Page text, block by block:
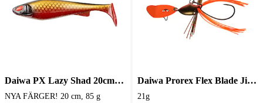
Daiwa PX Lazy Shad 20cm 85g Gäddjigg
NYA FÄRGER! 20 cm, 85 g
Daiwa Prorex Flex Blade Jig 21g
21g